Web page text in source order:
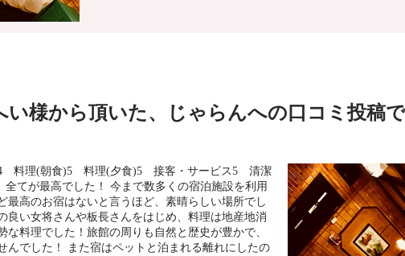
い様から頂いた、じゃらんへの口コミ投稿で
料理(朝食)5 料理(夕食)5 接客・サービス5 清潔
全てが最高でした！ 今まで数多くの宿泊施設を利用
最高のお宿はないと言うほど、素晴らしい場所でし
良い女将さんや板長さんをはじめ、料理は地産地消
な料理でした！旅館の周りも自然と歴史が豊かで、
んでした！ また宿はペットと泊まれる離れにしたの